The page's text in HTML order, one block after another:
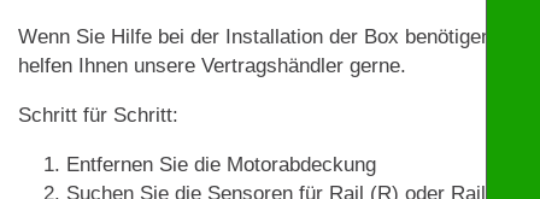
Wenn Sie Hilfe bei der Installation der Box benötigen,
helfen Ihnen unsere Vertragshändler gerne.
Schritt für Schritt:
Entfernen Sie die Motorabdeckung
Suchen Sie die Sensoren für Rail (R) oder Rail (R)